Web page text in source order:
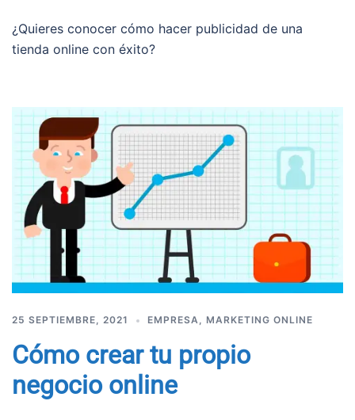
¿Quieres conocer cómo hacer publicidad de una
tienda online con éxito?
25 SEPTIEMBRE, 2021 EMPRESA MARKETING ONLINE
Cómo crear tu propio
negocio online